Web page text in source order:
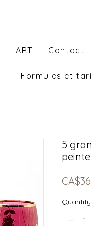
ART Contact
Formules et
5
Quantity